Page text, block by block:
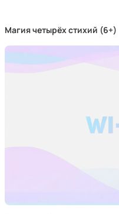
Магия четырёх стихий (6+)